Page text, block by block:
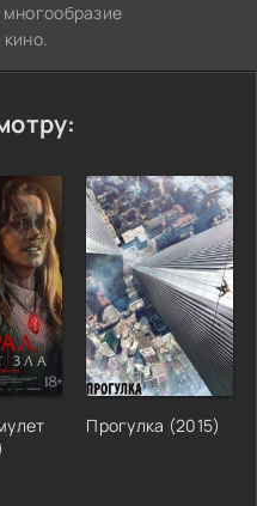
многообразие
Прогулка (2015)